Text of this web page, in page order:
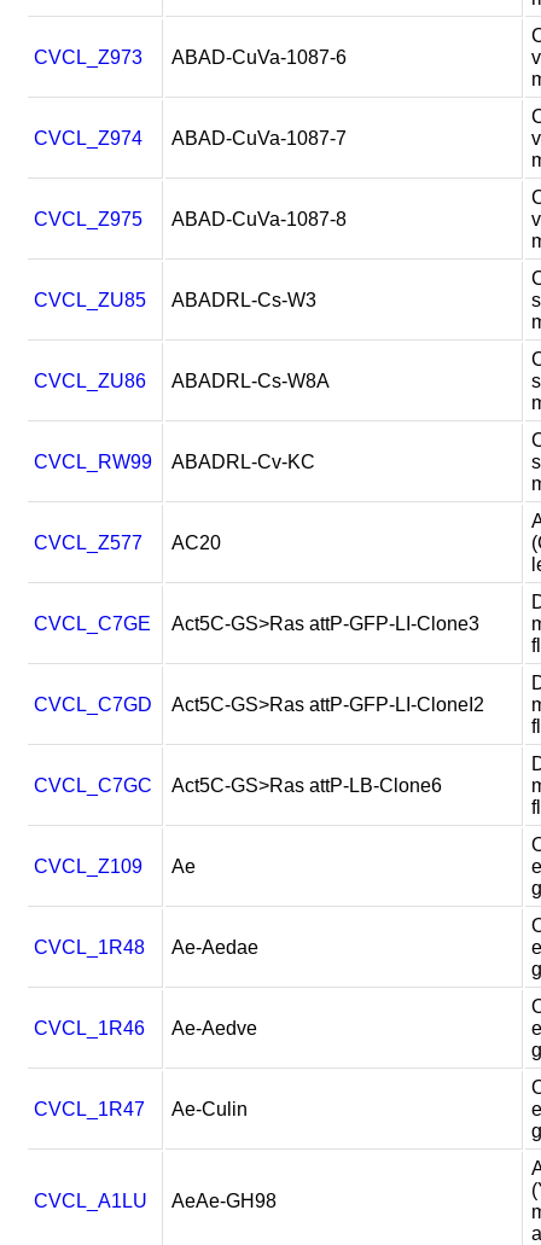
CVCL_Z973 ABAD-CuVa-1087-6
CVCL_Z974 ABAD-CuVa-1087-7
CVCL_Z975 ABAD-CuVa-1087-8
CVCL_ZU85 ABADRL-Cs-W3
CVCL_ZU86 ABADRL-Cs-W8A
CVCL_RW99 ABADRL-Cv-KC
CVCL_Z577 AC20
CVCL_C7GE Act5C-GS>Ras attP-GFP-LI-Clone3
CVCL_C7GD Act5C-GS>Ras attP-GFP-LI-CloneI2
CVCL_C7GC Act5C-GS>Ras attP-LB-Clone6
CVCL_Z109 Ae
CVCL_1R48 Ae-Aedae
CVCL_1R46 Ae-Aedve
CVCL_1R47 Ae-Culin
CVCL_A1LU AeAe-GH98